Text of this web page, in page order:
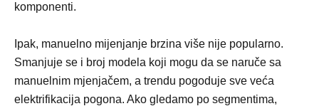
komponenti.
Ipak, manuelno mijenjanje brzina više nije popularno.
Smanjuje se i broj modela koji mogu da se naruče sa
manuelnim mjenjačem, a trendu pogoduje sve veća
elektrifikacija pogona. Ako gledamo po segmentima,